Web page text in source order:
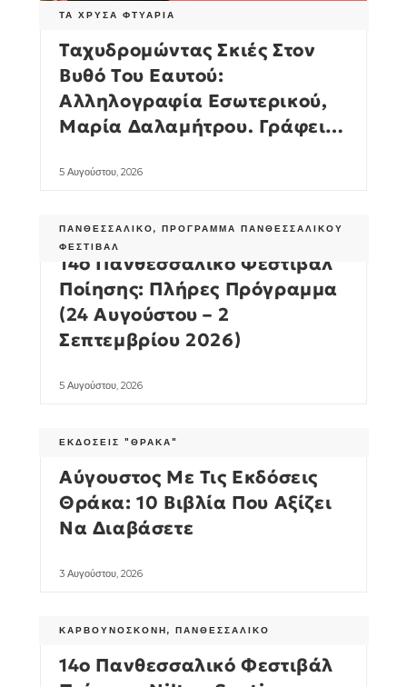
ΤΑ ΧΡΥΣΆ ΦΤΥΆΡΙΑ
Ταχυδρομώντας Σκιές Στον
Βυθό Του Εαυτού:
Αλληλογραφία Εσωτερικού,
Μαρία Δαλαμήτρου. Γράφει Η
5 Αυγούστου, 2026
ΠΑΝΘΕΣΣΑΛΙΚΌ, ΠΡΌΓΡΑΜΜΑ ΠΑΝΘΕΣΣΑΛΙΚΟΎ
ΦΕΣΤΙΒΆΛ
14ο Πανθεσσαλικό Φεστιβάλ
Ποίησης: Πλήρες Πρόγραμμα
(24 Αυγούστου – 2
Σεπτεμβρίου 2026)
5 Αυγούστου, 2026
ΕΚΔΌΣΕΙΣ "ΘΡΆΚΑ"
Αύγουστος Με Τις Εκδόσεις
Θράκα: 10 Βιβλία Που Αξίζει
Να Διαβάσετε
3 Αυγούστου, 2026
ΚΑΡΒΟΥΝΌΣΚΟΝΗ, ΠΑΝΘΕΣΣΑΛΙΚΌ
14ο Πανθεσσαλικό Φεστιβάλ